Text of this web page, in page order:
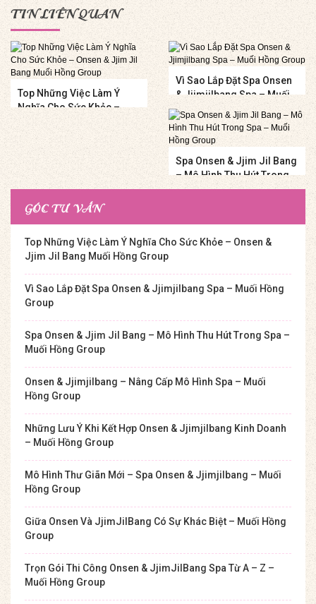
TIN LIÊN QUAN
Top Những Việc Làm Ý
Nghĩa Cho Sức Khỏe –
Muối Hồng Group
Vì Sao Lắp Đặt Spa Onsen
& Jjimjilbang Spa – Muối
Hồng Group
Spa Onsen & Jjim Jil Bang
– Mô Hình Thu Hút Trong
Spa – Muối Hồng Group
GÓC TƯ VẤN
Top Những Việc Làm Ý Nghĩa Cho Sức Khỏe – Onsen &
Jjim Jil Bang Muối Hồng Group
Vì Sao Lắp Đặt Spa Onsen & Jjimjilbang Spa – Muối Hồng
Group
Spa Onsen & Jjim Jil Bang – Mô Hình Thu Hút Trong Spa –
Muối Hồng Group
Onsen & Jjimjilbang – Nâng Cấp Mô Hình Spa – Muối
Hồng Group
Những Lưu Ý Khi Kết Hợp Onsen & Jjimjilbang Kinh Doanh
– Muối Hồng Group
Mô Hình Thư Giãn Mới – Spa Onsen & Jjimjilbang – Muối
Hồng Group
Giữa Onsen Và JjimJilBang Có Sự Khác Biệt – Muối Hồng
Group
Trọn Gói Thi Công Onsen & JjimJilBang Spa Từ A – Z –
Muối Hồng Group